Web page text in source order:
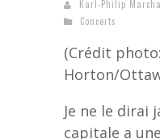
Karl-Philip
Concerts
(Crédit
Horton/
Je ne le dirai
capitale a